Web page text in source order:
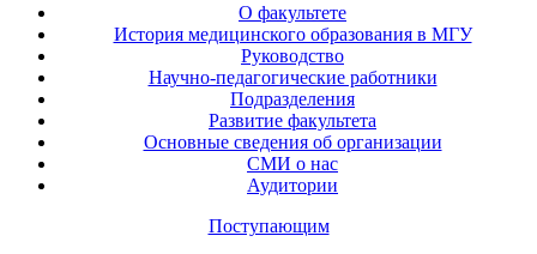
О факультете
История медицинского образования в МГУ
Руководство
Научно-педагогические работники
Подразделения
Развитие факультета
Основные сведения об организации
СМИ о нас
Аудитории
Поступающим